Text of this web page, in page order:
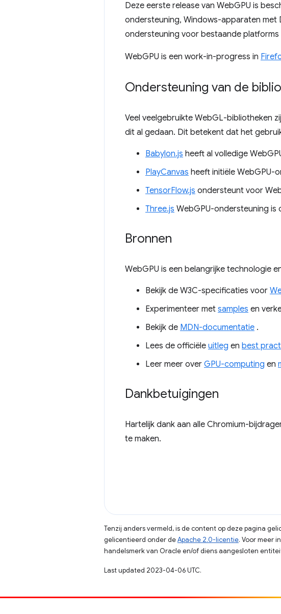
Deze eerste release van WebGPU is
ondersteuning, Windows-apparaten met
ondersteuning voor bestaande platforms
WebGPU is een work-in-progress in
Ondersteuning van de
Veel veelgebruikte WebGL-bibliotheken
dit al gedaan. Dit betekent dat het
Babylon.js heeft al volledige
PlayCanvas heeft initiële WebGPU-
TensorFlow.js ondersteunt voor
Three.js WebGPU-ondersteuning is
Bronnen
WebGPU is een belangrijke technologie
Bekijk de W3C-specificaties voor
Experimenteer met samples en
Bekijk de MDN-documentatie .
Lees de officiële uitleg en best
Leer meer over GPU-computing en
Dankbetuigingen
Hartelijk dank aan alle Chromium-
te maken.
Tenzij anders vermeld, is de content op deze pagina
gelicentieerd onder deApache 2.0-licentie. Voor meer
handelsmerk van Oracle en/of diens aangesloten
Last updated 2023-04-06 UTC.